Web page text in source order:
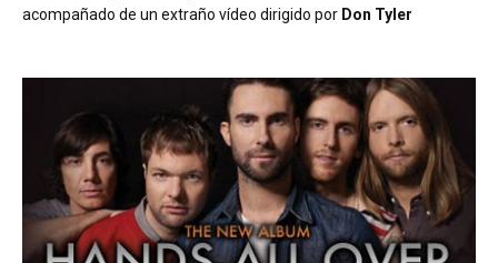
acompañado de un extraño vídeo dirigido por Don Tyler